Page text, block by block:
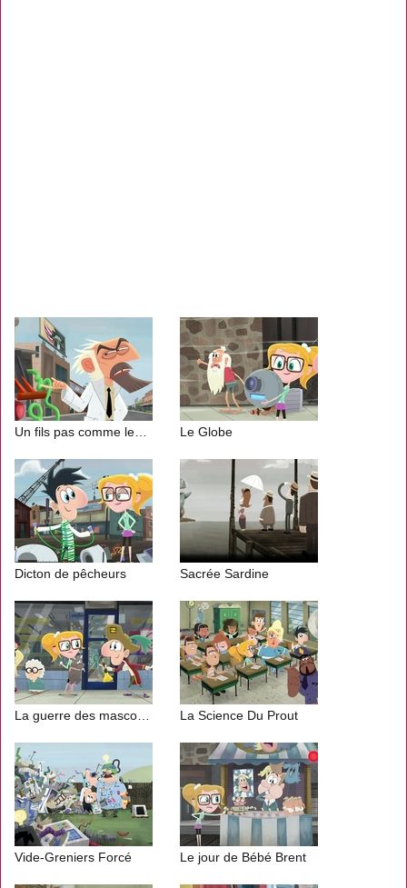
Le Globe
Dicton de pêcheurs Sacrée Sardine
La Science Du Prout
Vide-Greniers Forcé Le jour de Bébé Brent